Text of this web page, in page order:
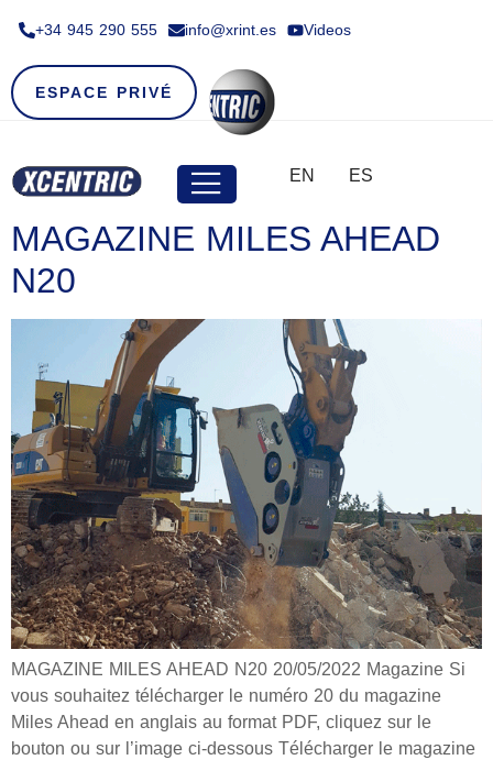
+34 945 290 555​ info@xrint.es Videos
ESPACE PRIVÉ
EN ES
MAGAZINE MILES AHEAD
N20
MAGAZINE MILES AHEAD N20 20/05/2022 Magazine Si
vous souhaitez télécharger le numéro 20 du magazine
Miles Ahead en anglais au format PDF, cliquez sur le
bouton ou sur l’image ci-dessous Télécharger le magazine